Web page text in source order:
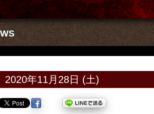
2020年11月28日 (土)